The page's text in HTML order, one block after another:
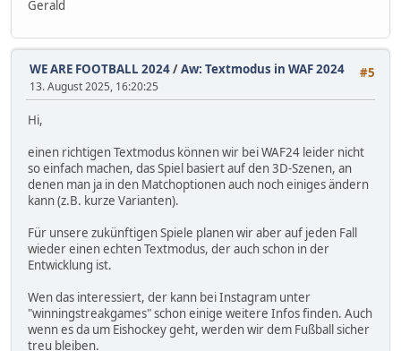
Gerald
#5
WE ARE FOOTBALL 2024/Aw: Textmodus in WAF 2024
13. August 2025, 16:20:25
Hi,
einen richtigen Textmodus können wir bei WAF24 leider nicht
so einfach machen, das Spiel basiert auf den 3D-Szenen, an
denen man ja in den Matchoptionen auch noch einiges ändern
kann (z.B. kurze Varianten).
Für unsere zukünftigen Spiele planen wir aber auf jeden Fall
wieder einen echten Textmodus, der auch schon in der
Entwicklung ist.
Wen das interessiert, der kann bei Instagram unter
"winningstreakgames" schon einige weitere Infos finden. Auch
wenn es da um Eishockey geht, werden wir dem Fußball sicher
treu bleiben.